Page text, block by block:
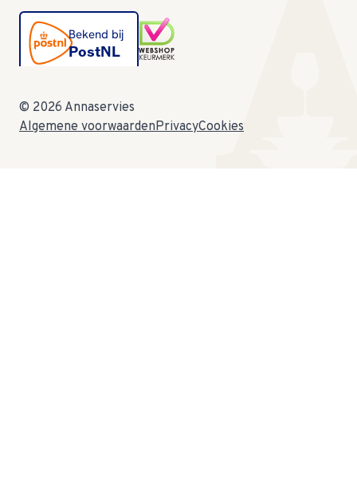
© 2026 Annaservies
Algemene voorwaardenPrivacyCookies